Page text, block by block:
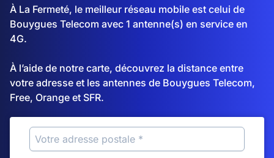
À La Fermeté, le meilleur réseau mobile est celui de
Bouygues Telecom avec 1 antenne(s) en service en
4G.
À l’aide de notre carte, découvrez la distance entre
votre adresse et les antennes de Bouygues Telecom,
Free, Orange et SFR.